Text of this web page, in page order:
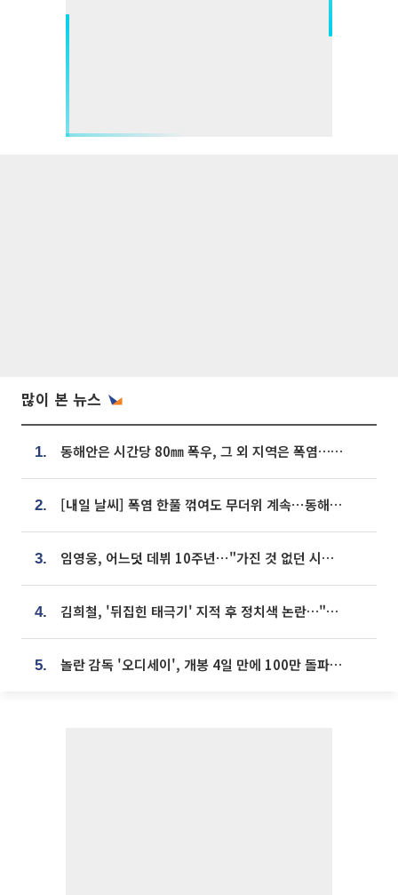
많이 본 뉴스
1. 동해안은 시간당 80㎜ 폭우, 그 외 지역은 폭염…‘극과 극 날씨’
2. [내일 날씨] 폭염 한풀 꺾여도 무더위 계속⋯동해안 이틀 연속 비
3. 임영웅, 어느덧 데뷔 10주년⋯"가진 것 없던 시절, 내 앞엔 20명의 팬뿐"
4. 김희철, '뒤집힌 태극기' 지적 후 정치색 논란…"좌우 떠나 우리나라 국기"
5. 놀란 감독 '오디세이', 개봉 4일 만에 100만 돌파⋯'왕사남' 보다 빠르다